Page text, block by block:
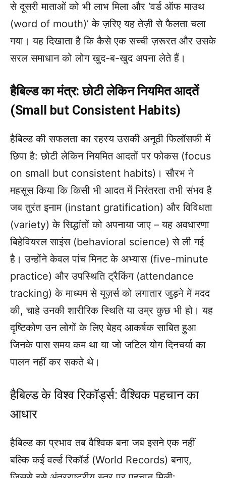
से दूसरी माताओं को भी लाभ मिला और ‘वर्ड ऑफ माउथ
(word of mouth)’ के ज़रिए यह तेज़ी से फैलता चला
गया। यह दिखाता है कि कैसे एक सच्ची ज़रूरत और उसके
सरल समाधान को लोग खुद-ब-खुद अपना लेते हैं।
हैबिल्ड का मंत्र: छोटी लेकिन नियमित आदतें
(Small but Consistent Habits)
हैबिल्ड की सफलता का रहस्य उसकी अनूठी फिलॉसफी में
छिपा है: छोटी लेकिन नियमित आदतों पर फोकस (focus
on small but consistent habits)। सौरभ ने
महसूस किया कि किसी भी आदत में निरंतरता तभी संभव है
जब तुरंत इनाम (instant gratification) और विविधता
(variety) के सिद्धांतों को अपनाया जाए – यह अवधारणा
बिहेवियरल साइंस (behavioral science) से ली गई
है। उन्होंने केवल पांच मिनट के अभ्यास (five-minute
practice) और उपस्थिति ट्रैकिंग (attendance
tracking) के माध्यम से यूज़र्स को लगातार जुड़ने में मदद
की, चाहे उनकी शारीरिक स्थिति या उम्र कुछ भी हो। यह
दृष्टिकोण उन लोगों के लिए बेहद आकर्षक साबित हुआ
जिनके पास समय कम था या जो जटिल योग दिनचर्या का
पालन नहीं कर सकते थे।
हैबिल्ड के विश्व रिकॉर्ड्स: वैश्विक पहचान का
आधार
हैबिल्ड का प्रभाव तब वैश्विक बना जब इसने एक नहीं
बल्कि कई वर्ल्ड रिकॉर्ड (World Records) बनाए,